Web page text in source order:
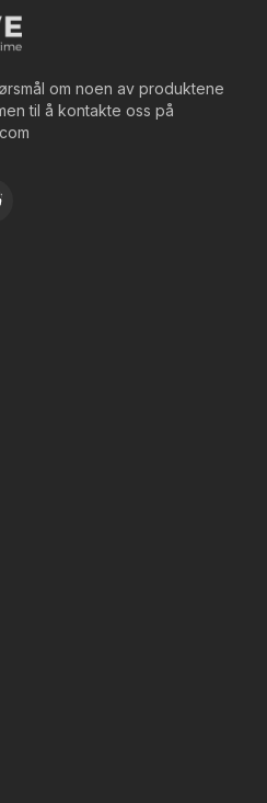
om noen av produktene
til å kontakte oss på